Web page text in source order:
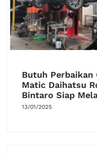
Butuh Perbaikan
Matic Daihatsu
Bintaro Siap
13/01/2025